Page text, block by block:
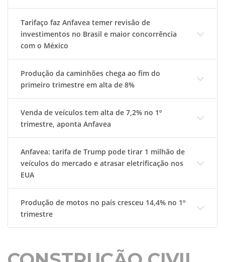
Tarifaço faz Anfavea temer revisão de
investimentos no Brasil e maior concorrência
com o México
Produção da caminhões chega ao fim do
primeiro trimestre em alta de 8%
Venda de veículos tem alta de 7,2% no 1º
trimestre, aponta Anfavea
Anfavea: tarifa de Trump pode tirar 1 milhão de
veículos do mercado e atrasar eletrificação nos
EUA
Produção de motos no país cresceu 14,4% no 1º
trimestre